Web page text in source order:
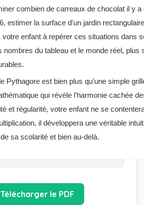
combien de carreaux de chocolat il y a
estimer la surface d'un jardin
votre enfant à repérer ces situations dans
nombres du tableau et le monde réel,
Pythagore est bien plus qu'une simple
qui révèle l'harmonie cachée
et régularité, votre enfant ne se
il développera une véritable
sa scolarité et bien au-delà.
Télécharger le PDF